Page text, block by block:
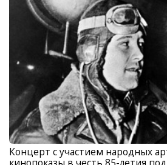
Концерт с участием народных